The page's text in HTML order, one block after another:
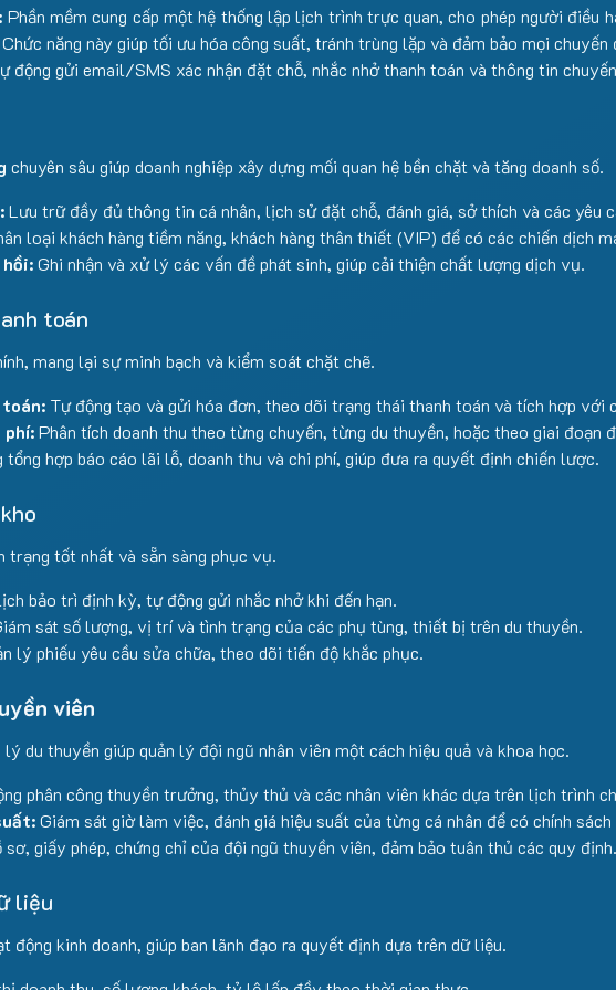
Phần mềm cung cấp một hệ thống lập lịch trình trực quan, cho phép người điều
năng này giúp tối ưu hóa công suất, tránh trùng lặp và đảm bảo mọi
động gửi email/SMS xác nhận đặt chỗ, nhắc nhở thanh toán và thông tin
chuyên sâu giúp doanh nghiệp xây dựng mối quan hệ bền chặt và tăng doanh số.
Lưu trữ đầy đủ thông tin cá nhân, lịch sử đặt chỗ, đánh giá, sở thích và các yêu
loại khách hàng tiềm năng, khách hàng thân thiết (VIP) để có các chiến dịch
Ghi nhận và xử lý các vấn đề phát sinh, giúp cải thiện chất lượng dịch vụ.
toán
mang lại sự minh bạch và kiểm soát chặt chẽ.
toán: Tự động tạo và gửi hóa đơn, theo dõi trạng thái thanh toán và tích hợp với
phí:Phân tích doanh thu theo từng chuyến, từng du thuyền, hoặc theo giai đoạn
tổng hợp báo cáo lãi lỗ, doanh thu và chi phí, giúp đưa ra quyết định chiến lược.
tốt nhất và sẵn sàng phục vụ.
bảo trì định kỳ, tự động gửi nhắc nhở khi đến hạn.
sát số lượng, vị trí và tình trạng của các phụ tùng, thiết bị trên du thuyền.
lý phiếu yêu cầu sửa chữa, theo dõi tiến độ khắc phục.
viên
lý du thuyền giúp quản lý đội ngũ nhân viên một cách hiệu quả và khoa học.
phân công thuyền trưởng, thủy thủ và các nhân viên khác dựa trên lịch trình
Giám sát giờ làm việc, đánh giá hiệu suất của từng cá nhân để có chính
giấy phép, chứng chỉ của đội ngũ thuyền viên, đảm bảo tuân thủ các quy định.
liệu
động kinh doanh, giúp ban lãnh đạo ra quyết định dựa trên dữ liệu.